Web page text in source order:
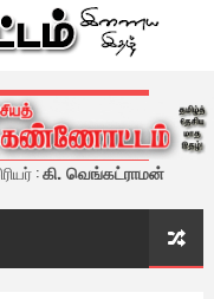
இதழ்
:கி. வெங்கட்ராமன்